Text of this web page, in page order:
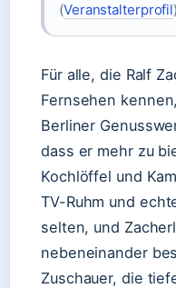
(Veranstalterprofil)
Für alle, die Ralf
Fernsehen
Berliner
dass er mehr zu
Kochlöffel und
TV-Ruhm und
selten, und
nebeneinander
Zuschauer, die